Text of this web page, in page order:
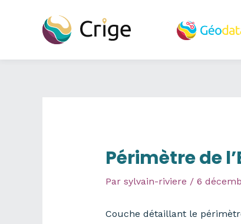
Périmètre de
Par sylvain-riviere / 6
Couche détaillant le